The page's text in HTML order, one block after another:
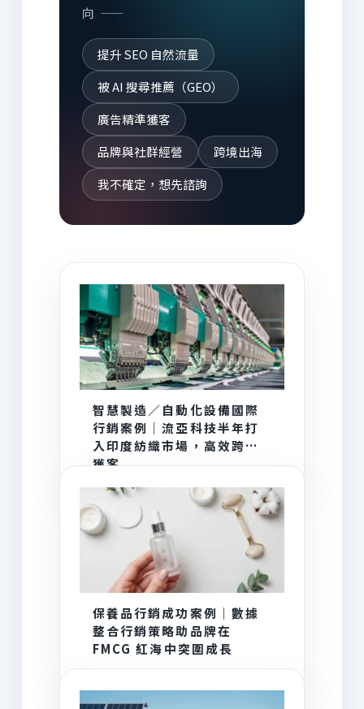
向 ——
提升 SEO 自然流量
被 AI 搜尋推薦（GEO）
廣告精準獲客
品牌與社群經營
跨境出海
我不確定，想先諮詢
智慧製造／自動化設備國際
行銷案例｜流亞科技半年打
入印度紡織市場，高效跨海
獲客
保養品行銷成功案例｜數據
整合行銷策略助品牌在
FMCG 紅海中突圍成長